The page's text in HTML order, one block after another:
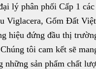
lý phân phối Cấp 1 các
Viglacera, Gốm Đất
hiệu đứng đầu thị
tôi cam kết sẽ
những sản phẩm chất